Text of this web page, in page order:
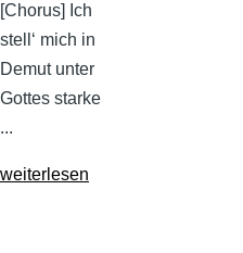
[Chorus] Ich
stell‘ mich in
Demut unter
Gottes starke
...
weiterlesen